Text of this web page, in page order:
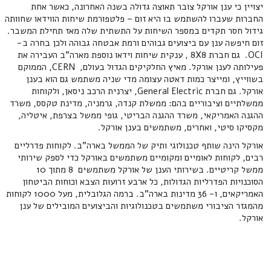
יצויין כי ענן אורקל צובר תאוצה גדולה בשנה האחרונה, כאשר אחת
החברות שעברו להשתמש בו היא זום – פלטפורמת שיחות הווידאו שחוותה
גידול חסר תקדים במספר השיחות על התשתית שלה מאז תחילת המשבר.
זום חיפשה ענן עם ביצועים גבוהים ורמת אבטחה גבוהה ולכן בחרה ב-
OCI. גם חברת 8X8 , ענקית שיחות וידאו נוספת מארה"ב העבירה את
פעילותה לענן אורקל. מאיץ החלקיקים הגדול בעולם, CERN, הממוקם
בשווייץ, ומייצר כמות דאטה עצומה מדי שניה משתמש גם הוא בענן
אורקל. גם חברת General Electric, יצרנית הרכב ניסאן, ולקוחות
ממשלתיים וציבוריים בהם: ממשלת קנדה, גרמניה, מדינת טקסס, משרד
ההגנה האמריקאי, משרד ההגנה הבריטי, גופי ממשל בצרפת, איטליה,
מקסיקו סיטי, ואחרים, משתמשים בענן אורקל.
אורקל הינה שותף טכנולוגי ותיק של הממשל בארה"ב. לקוחות פדרליים
רבים, לקוחות לאומיים ומקומיים משתמשים באורקל כדי לספק שירותי
ממשל קריטיים. בשירותי הענן של אורקל משתמשים 8 מתוך 10
הסוכנויות הפדרליות הגדולות, כל ארבע זרועות הצבא וכוחות הביטחון
האמריקאים, ו- 36 מדינות בארה"ב. ברמה הגלובלית, מעל 1000 לקוחות
מהמגזר הציבורי משתמשים בטכנולוגיות והביצועים המובילים של ענן
אורקל.